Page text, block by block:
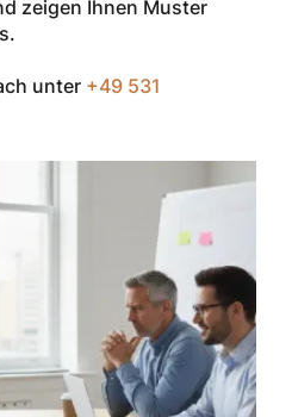
zeigen Ihnen Muster
unter +49 531